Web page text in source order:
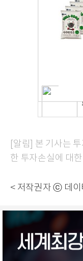
[알림] 본 기사는
한 투자손실에 대
< 저작권자 ⓒ 데이